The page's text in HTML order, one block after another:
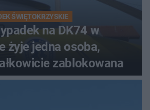
ŚWIĘTOKRZYSKIE
na DK74 w
żyje jedna osoba,
zablokowana